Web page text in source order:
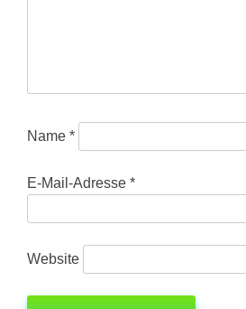
Name *
E-Mail-Adresse *
Website